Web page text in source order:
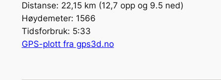
Distanse: 22,15 km (12,7 opp og 9.5 ned)
Høydemeter: 1566
Tidsforbruk: 5:33
GPS-plott fra gps3d.no